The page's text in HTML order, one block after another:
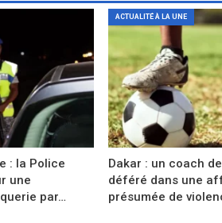
: la Police
une
par…
ACTUALITÉ À LA UNE
Dakar : un coach
déféré dans une
présumée de